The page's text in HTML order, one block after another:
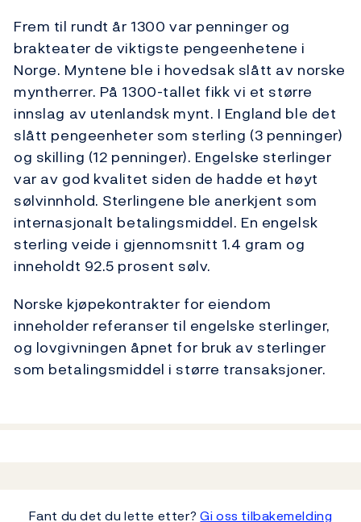
Frem til rundt år 1300 var penninger og
brakteater de viktigste pengeenhetene i
Norge. Myntene ble i hovedsak slått av norske
myntherrer. På 1300-tallet fikk vi et større
innslag av utenlandsk mynt. I England ble det
slått pengeenheter som sterling (3 penninger)
og skilling (12 penninger). Engelske sterlinger
var av god kvalitet siden de hadde et høyt
sølvinnhold. Sterlingene ble anerkjent som
internasjonalt betalingsmiddel. En engelsk
sterling veide i gjennomsnitt 1.4 gram og
inneholdt 92.5 prosent sølv.
Norske kjøpekontrakter for eiendom
inneholder referanser til engelske sterlinger,
og lovgivningen åpnet for bruk av sterlinger
som betalingsmiddel i større transaksjoner.
Fant du det du lette etter?Gi oss tilbakemelding